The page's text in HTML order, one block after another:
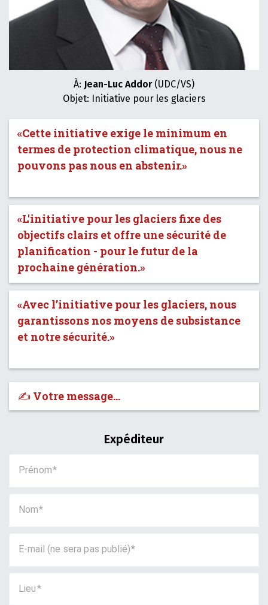
À: Jean-Luc Addor(UDC/VS)
Objet: Initiative pour les glaciers
«Cette initiative exige le minimum en
termes de protection climatique, nous ne
pouvons pas nous en abstenir.»
«L'initiative pour les glaciers fixe des
objectifs clairs et offre une sécurité de
planification - pour le futur de la
prochaine génération.»
«Avec l’initiative pour les glaciers, nous
garantissons nos moyens de subsistance
et notre sécurité.»
✍️ Votre message…
Expéditeur
Prénom
Nom
E-mail (ne sera pas publié)
Lieu